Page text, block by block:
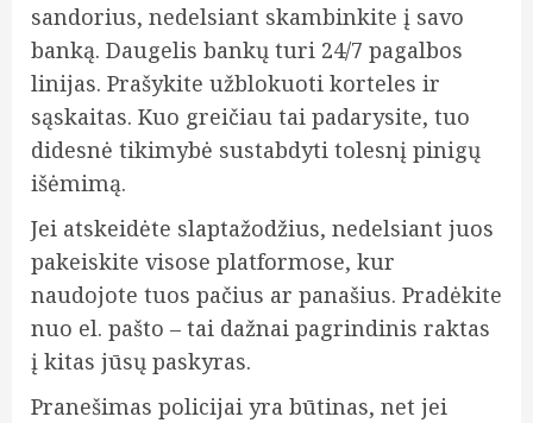
sandorius, nedelsiant skambinkite į savo
banką. Daugelis bankų turi 24/7 pagalbos
linijas. Prašykite užblokuoti korteles ir
sąskaitas. Kuo greičiau tai padarysite, tuo
didesnė tikimybė sustabdyti tolesnį pinigų
išėmimą.
Jei atskeidėte slaptažodžius, nedelsiant juos
pakeiskite visose platformose, kur
naudojote tuos pačius ar panašius. Pradėkite
nuo el. pašto – tai dažnai pagrindinis raktas
į kitas jūsų paskyras.
Pranešimas policijai yra būtinas, net jei